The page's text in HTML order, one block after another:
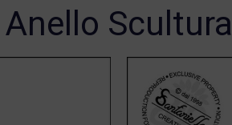
Anello Scultura